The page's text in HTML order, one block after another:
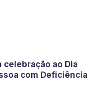
celebração ao Dia
com Deficiência